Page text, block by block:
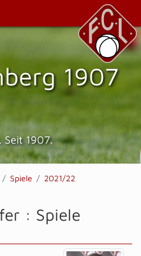
1907
Seit 1907.
Spiele
2021/22
: Spiele